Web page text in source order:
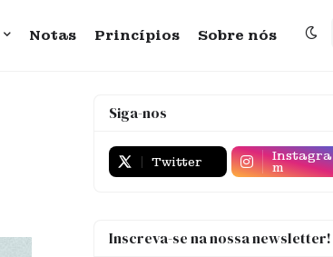
Notas Princípios Sobre nós
Siga-nos
Twitter Instagra
m
Inscreva-se na nossa newsletter!